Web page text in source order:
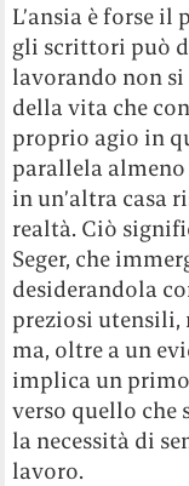
L’ansia è forse
gli scrittori può
lavorando non
della vita che
proprio agio in
parallela almeno
in un’altra casa
realtà. Ciò
Seger, che
desiderandola
preziosi utensili,
ma, oltre a un
implica un
verso quello che
la necessità di
lavoro.